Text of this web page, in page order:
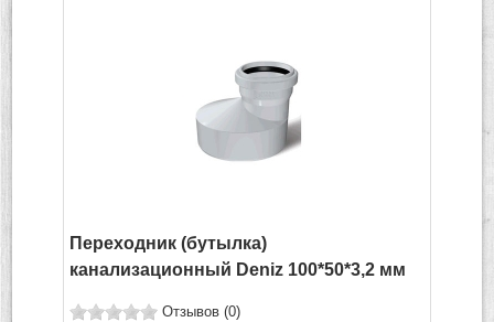
Переходник (бутылка)
канализационный Deniz 100*50*3,2 мм
Отзывов (0)